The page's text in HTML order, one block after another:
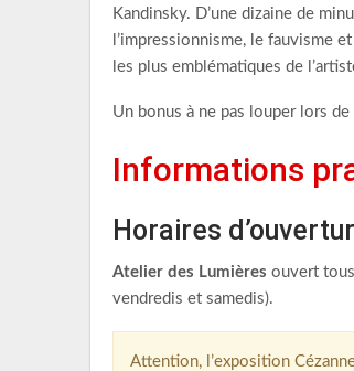
Kandinsky. D’une dizaine de
l’impressionnisme, le fauvisme
les plus emblématiques de
Un bonus à ne pas louper lors
Informations
Horaires
Atelier des Lumières ouvert
vendredis et samedis).
Attention, l’exposition